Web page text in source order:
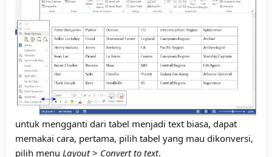
untuk mengganti dari tabel menjadi text biasa, dapat
memakai cara, pertama, pilih tabel yang mau dikonversi,
pilih menu Layout> Convert to text.